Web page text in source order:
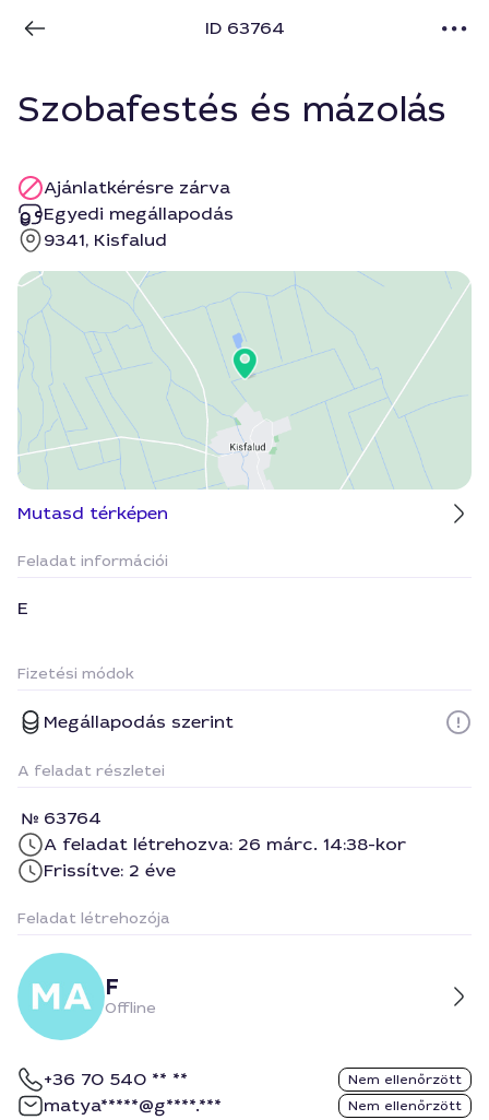
ID 63764
Szobafestés és mázolás
Ajánlatkérésre zárva
Egyedi megállapodás
9341, Kisfalud
Mutasd térképen
Feladat információi
E
Fizetési módok
Megállapodás szerint
A feladat részletei
63764
A feladat létrehozva: 26 márc. 14:38-kor
Frissítve: 2 éve
Feladat létrehozója
F
Offline
+36 70 540 ** ** Nem ellenőrzött
matya*****@g****.*** Nem ellenőrzött